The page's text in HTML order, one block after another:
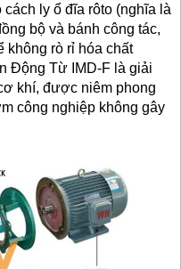
ly ổ đĩa rôto (nghĩa là
bộ và bánh công tác,
không rò rỉ hóa chất
Động Từ IMD-F là giải
khí, được niêm phong
công nghiệp không gây